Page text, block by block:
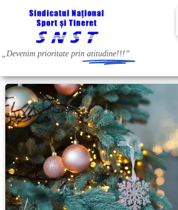
„Devenim prioritate prin atitudine!!!”